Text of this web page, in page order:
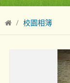
校園相簿